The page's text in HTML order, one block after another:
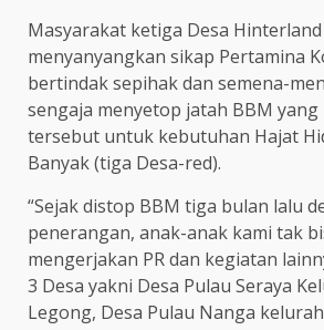
Masyarakat ketiga Desa
menyanyangkan sikap Pertamina
bertindak sepihak dan semena-
sengaja menyetop jatah BBM yang
tersebut untuk kebutuhan Hajat
Banyak (tiga Desa-red).
“Sejak distop BBM tiga bulan lalu
penerangan, anak-anak kami tak
mengerjakan PR dan kegiatan
3 Desa yakni Desa Pulau Seraya
Legong, Desa Pulau Nanga